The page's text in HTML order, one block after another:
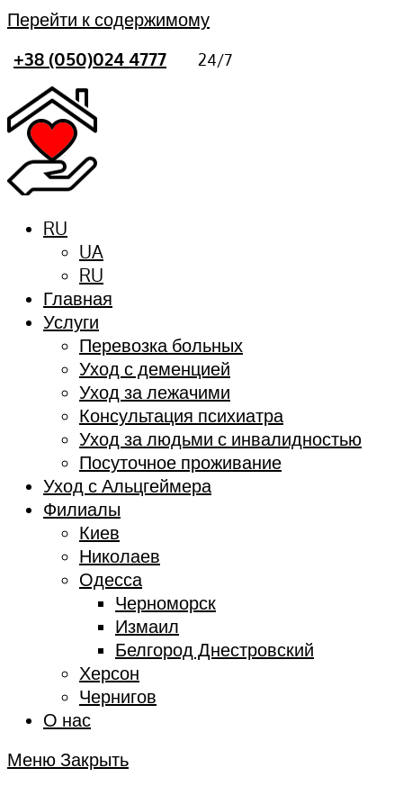
Перейти к содержимому
+38 (050)024 4777
24/7
RU
UA
RU
Главная
Услуги
Перевозка больных
Уход с деменцией
Уход за лежачими
Консультация психиатра
Уход за людьми с инвалидностью
Посуточное проживание
Уход с Альцгеймера
Филиалы
Киев
Николаев
Одесса
Черноморск
Измаил
Белгород Днестровский
Херсон
Чернигов
О нас
МенюЗакрыть